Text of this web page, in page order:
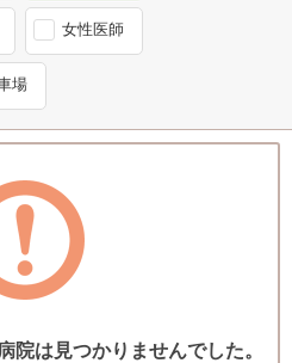
女性医師
場
院は見つかりませんでした。